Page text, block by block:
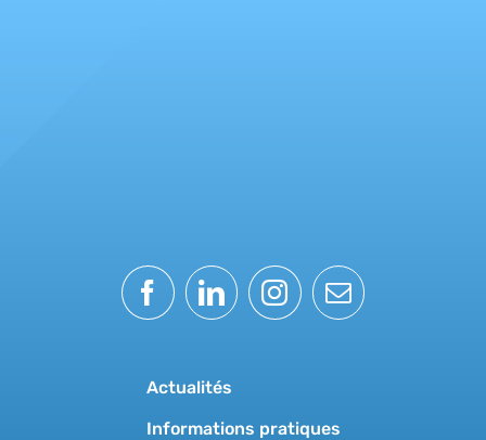
Actualités
Informations pratiques